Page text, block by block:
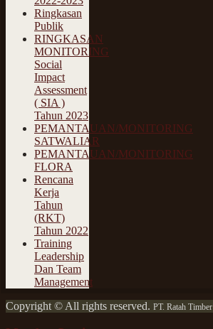
Ringkasan
Publik
RINGKASAN
MONITORING
Social
Impact
Assessment
( SIA )
Tahun 2023
PEMANTAUAN/MONITORING
SATWALIAR
PEMANTAUAN/MONITORING
FLORA
Rencana
Kerja
Tahun
(RKT)
Tahun 2022
Training
Leadership
Dan Team
Management
Copyright © All rights reserved. PT. Ratah Timber